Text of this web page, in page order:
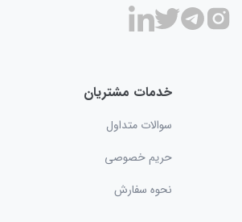
خدمات مشتریان
سوالات متداول
حریم خصوصی
نحوه سفارش